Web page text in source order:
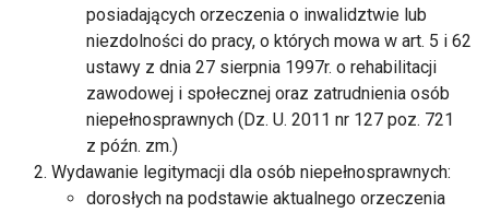
posiadających orzeczenia o inwalidztwie lub
niezdolności do pracy, o których mowa w art. 5 i 62
ustawy z dnia 27 sierpnia 1997r. o rehabilitacji
zawodowej i społecznej oraz zatrudnienia osób
niepełnosprawnych (Dz. U. 2011 nr 127 poz. 721
z późn. zm.)
Wydawanie legitymacji dla osób niepełnosprawnych:
dorosłych na podstawie aktualnego orzeczenia